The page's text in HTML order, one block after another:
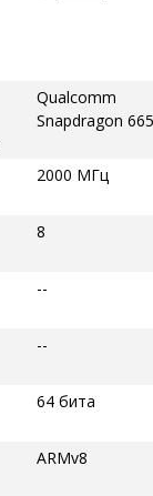
Qualcomm
Snapdragon 665
2000 МГц
8
--
--
64 бита
ARMv8